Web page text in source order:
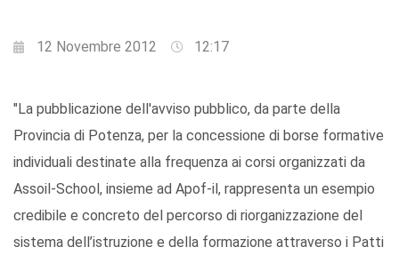
12 Novembre 2012 12:17
"La pubblicazione dell'avviso pubblico, da parte della
Provincia di Potenza, per la concessione di borse formative
individuali destinate alla frequenza ai corsi organizzati da
Assoil-School, insieme ad Apof-il, rappresenta un esempio
credibile e concreto del percorso di riorganizzazione del
sistema dell’istruzione e della formazione attraverso i Patti